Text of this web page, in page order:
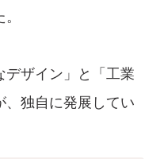
ザイン」と「工業
独自に発展してい